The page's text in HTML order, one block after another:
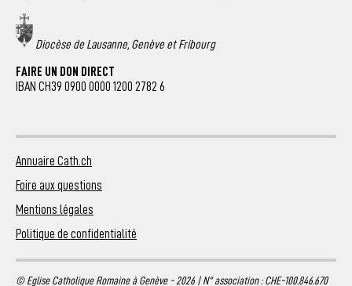
Diocèse de Lausanne, Genève et Fribourg
FAIRE UN DON DIRECT
IBAN CH39 0900 0000 1200 2782 6
Annuaire Cath.ch
Foire aux questions
Mentions légales
Politique de confidentialité
© Eglise Catholique Romaine à Genève - 2026 | N° association : CHE-100.846.670